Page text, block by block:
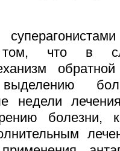
что в
выделению
недели
болезни,